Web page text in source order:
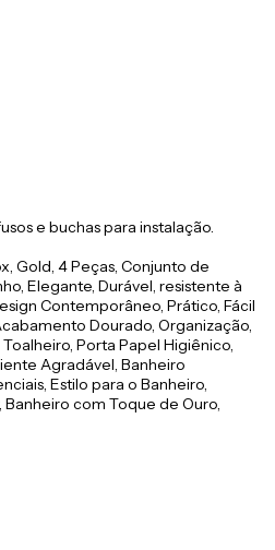
e buchas para instalação.
Gold, 4 Peças, Conjunto de
Elegante, Durável, resistente à
Contemporâneo, Prático, Fácil
Dourado, Organização,
Porta Papel Higiênico,
Agradável, Banheiro
Estilo para o Banheiro,
com Toque de Ouro,